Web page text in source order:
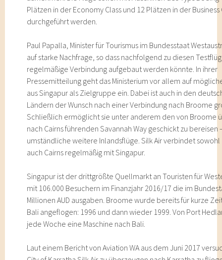
Plätzen in der Economy Class und 12 Plätzen in der Business
durchgeführt werden.
Paul Papalla, Minister für Tourismus im Bundesstaat
auf starke Nachfrage, so dass nachfolgend zu diesen
regelmäßige Verbindung aufgebaut werden könnte. In ihrer
Pressemitteilung geht das Ministerium vor allem auf
aus Singapur als Zielgruppe ein. Dabei ist auch in den
Ländern der Wunsch nach einer Verbindung nach Broome
Schließlich ermöglicht sie unter anderem den von Broome
nach Cairns führenden Savannah Way geschickt zu bereisen
umständliche weitere Inlandsflüge. Silk Air verbindet sowohl
auch Cairns regelmäßig mit Singapur.
Singapur ist der drittgrößte Quellmarkt an Touristen für
mit 106.000 Besuchern im Finanzjahr 2016/17 die im
Millionen AUD ausgaben. Broome wurde bereits für kurze
Bali angeflogen: 1996 und dann wieder 1999. Von Port
jede Woche eine Maschine nach Bali.
Laut einem Bericht von Aviation WA aus dem Juni 2017